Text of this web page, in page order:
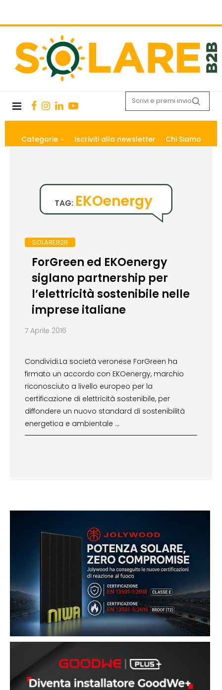
Categorie Iscriviti alla newsletter Chi Siamo
TAG: EKOenergy
SOLAREB2B
ForGreen ed EKOenergy
siglano partnership per
l’elettricità sostenibile nelle
imprese italiane
7 Aprile 2016
Condividi:La società veronese ForGreen ha
firmato un accordo con EKOenergy, marchio
riconosciuto a livello europeo per la
certificazione di elettricità sostenibile, per
diffondere un nuovo standard di sostenibilità
energetica e ambientale …